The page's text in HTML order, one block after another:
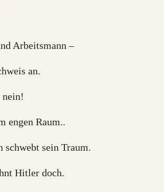
Arbeitsmann –
an.
nein!
engen Raum..
schwebt sein Traum.
Hitler doch.